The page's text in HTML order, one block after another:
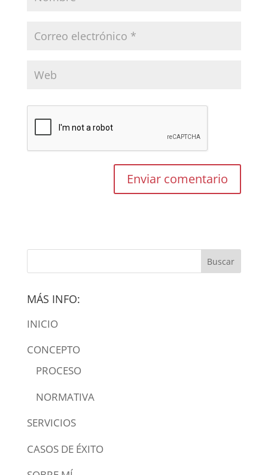
MÁS INFO:
INICIO
CONCEPTO
PROCESO
NORMATIVA
SERVICIOS
CASOS DE ÉXITO